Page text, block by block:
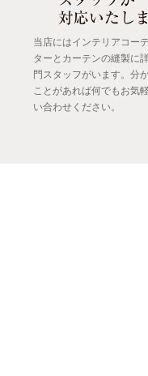
当店にはインテリアコー
ターとカーテンの縫製に
門スタッフがいます。分
ことがあれば何でもお気
い合わせください。